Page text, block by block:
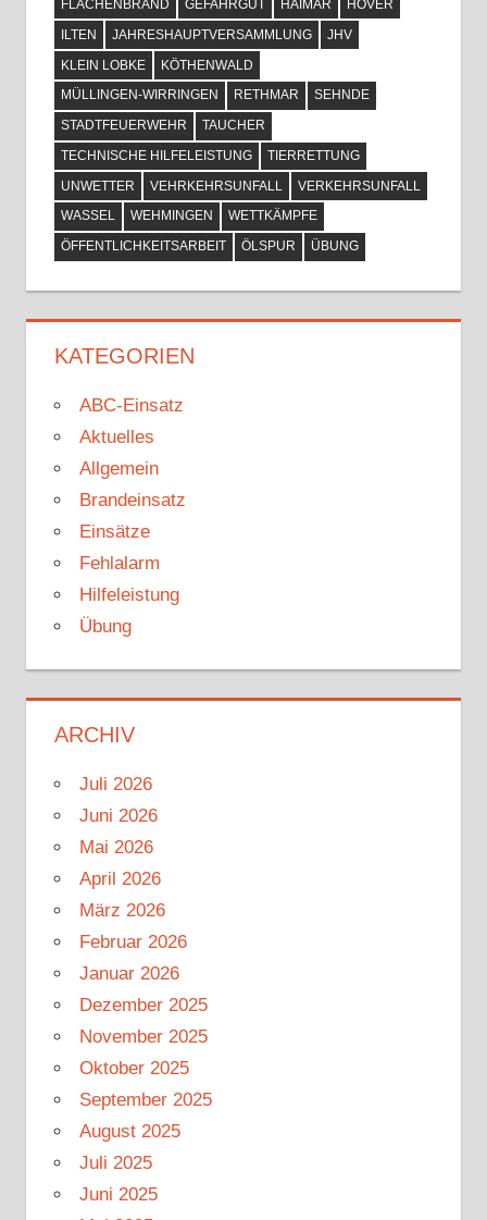
FLÄCHENBRAND GEFAHRGUT HAIMAR
HÖVER
ILTEN
JAHRESHAUPTVERSAMMLUNG
JHV
KLEIN LOBKE
KÖTHENWALD
MÜLLINGEN-WIRRINGEN
RETHMAR
SEHNDE
STADTFEUERWEHR
TAUCHER
TECHNISCHE HILFELEISTUNG
TIERRETTUNG
UNWETTER
VEHRKEHRSUNFALL
VERKEHRSUNFALL
WASSEL
WEHMINGEN
WETTKÄMPFE
ÖFFENTLICHKEITSARBEIT
ÖLSPUR ÜBUNG
KATEGORIEN
ABC-Einsatz
Aktuelles
Allgemein
Brandeinsatz
Einsätze
Fehlalarm
Hilfeleistung
Übung
ARCHIV
Juli 2026
Juni 2026
Mai 2026
April 2026
März 2026
Februar 2026
Januar 2026
Dezember 2025
November 2025
Oktober 2025
September 2025
August 2025
Juli 2025
Juni 2025